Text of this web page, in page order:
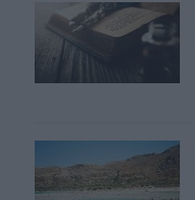
Νέα διοίκηση για
Μπάλος: Επίσκεψη